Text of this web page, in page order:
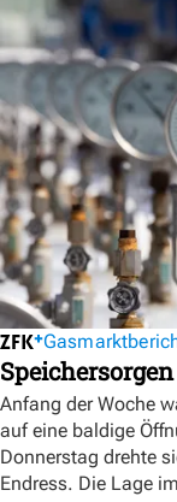
Anfang der Woche
auf eine baldige
Donnerstag drehte
Endress. Die Lage